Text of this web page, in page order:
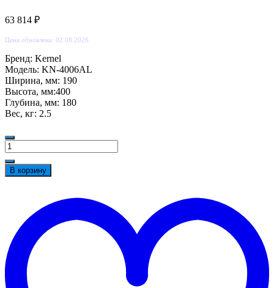
63 814 ₽
Цена обновлена: 02.08.2026
Бренд: Kernel
Модель: KN-4006AL
Ширина, мм: 190
Высота, мм:400
Глубина, мм: 180
Вес, кг: 2.5
Количество
товара
Облучатель
ультрафиолетовый
4006AL
В корзину